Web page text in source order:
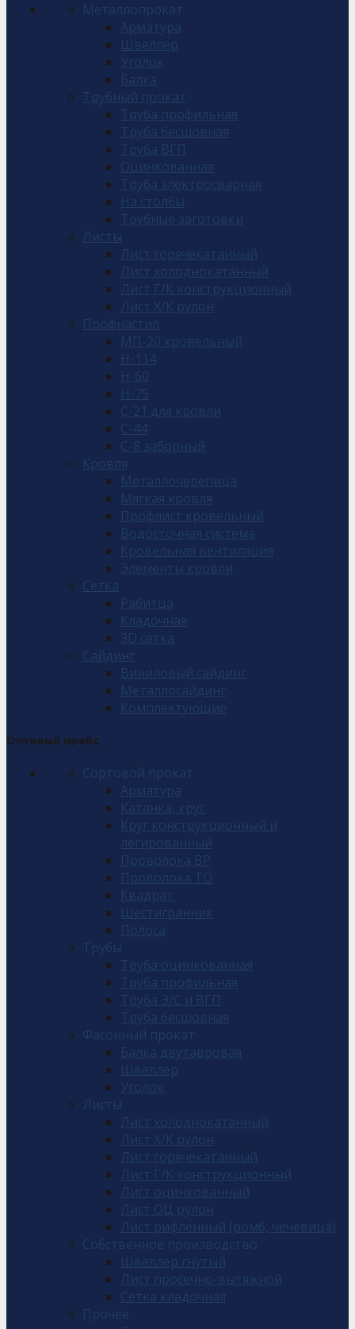
Металлопрокат
Арматура
Швеллер
Уголок
Балка
Трубный прокат
Труба профильная
Труба бесшовная
Труба ВГП
Оцинкованная
Труба электросварная
На столбы
Трубные заготовки
Листы
Лист горячекатанный
Лист холоднокатанный
Лист Г/К конструкционный
Лист Х/К рулон
Профнастил
МП-20 кровельный
Н-114
Н-60
Н-75
С-21 для кровли
С-44
С-8 заборный
Кровля
Металлочерепица
Мягкая кровля
Профлист кровельный
Водосточная система
Кровельная вентиляция
Элементы кровли
Сетка
Рабитца
Кладочная
3D сетка
Сайдинг
Виниловый сайдинг
Металлосайдинг
Комплектующие
Оптовый прайс
Сортовой прокат
Арматура
Катанка, круг
Круг конструкционный и
легированный
Проволока ВР
Проволока ТО
Квадрат
Шестигранник
Полоса
Трубы
Труба оцинкованная
Труба профильная
Труба Э/С и ВГП
Труба бесшовная
Фасонный прокат
Балка двутавровая
Швеллер
Уголок
Листы
Лист холоднокатанный
Лист Х/К рулон
Лист горячекатанный
Лист Г/К конструкционный
Лист оцинкованный
Лист ОЦ рулон
Лист рифленный (ромб, чечевица)
Собственное производство
Швеллер гнутый
Лист просечно-вытяжной
Сетка кладочная
Прочее